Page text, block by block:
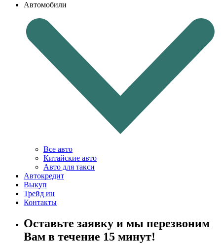
Автомобили
Все авто
Китайские авто
Авто для такси
Автокредит
Выкуп
Трейд ин
Контакты
Оставьте заявку и мы перезвоним
Вам в течение 15 минут!